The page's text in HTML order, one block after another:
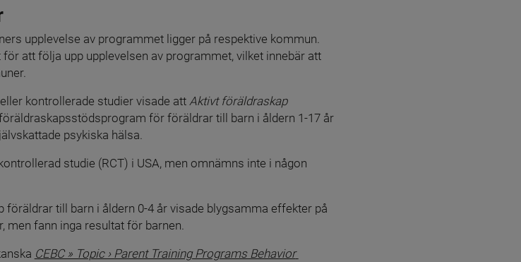
upplevelse av programmet ligger på respektive kommun.
att följa upp upplevelsen av programmet, vilket innebär att
kontrollerade studier visade att Aktivt föräldraskap
för föräldrar till barn i åldern 1-17 år
psykiska hälsa.
studie (RCT) i USA, men omnämns inte i någon
föräldrar till barn i åldern 0-4 år visade blygsamma effekter på
men fann inga resultat för barnen.
CEBC » Topic › Parent Training Programs Behavior